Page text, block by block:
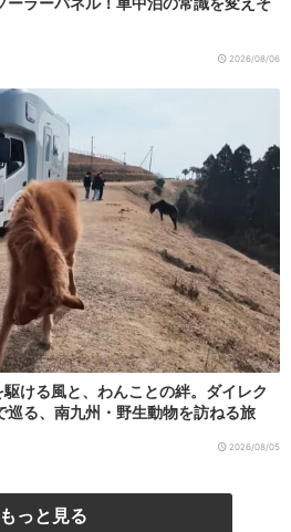
2026/08/06
駆ける風と、わんことの絆。ダイレク
巡る、南九州・野生動物を訪ねる旅
2026/08/05
もっと見る